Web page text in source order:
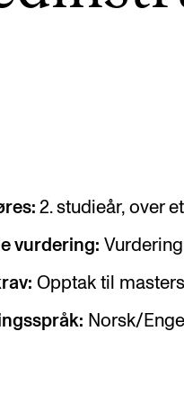
2. studieår, over
vurdering:
Opptak til
Norsk/